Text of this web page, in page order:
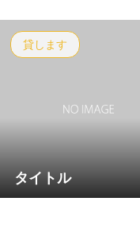
貸します
タイトル